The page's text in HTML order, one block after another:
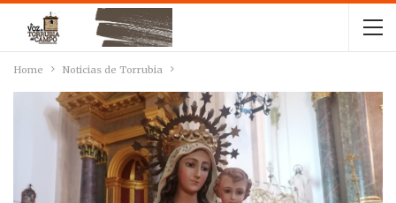
Home Noticias de Torrubia